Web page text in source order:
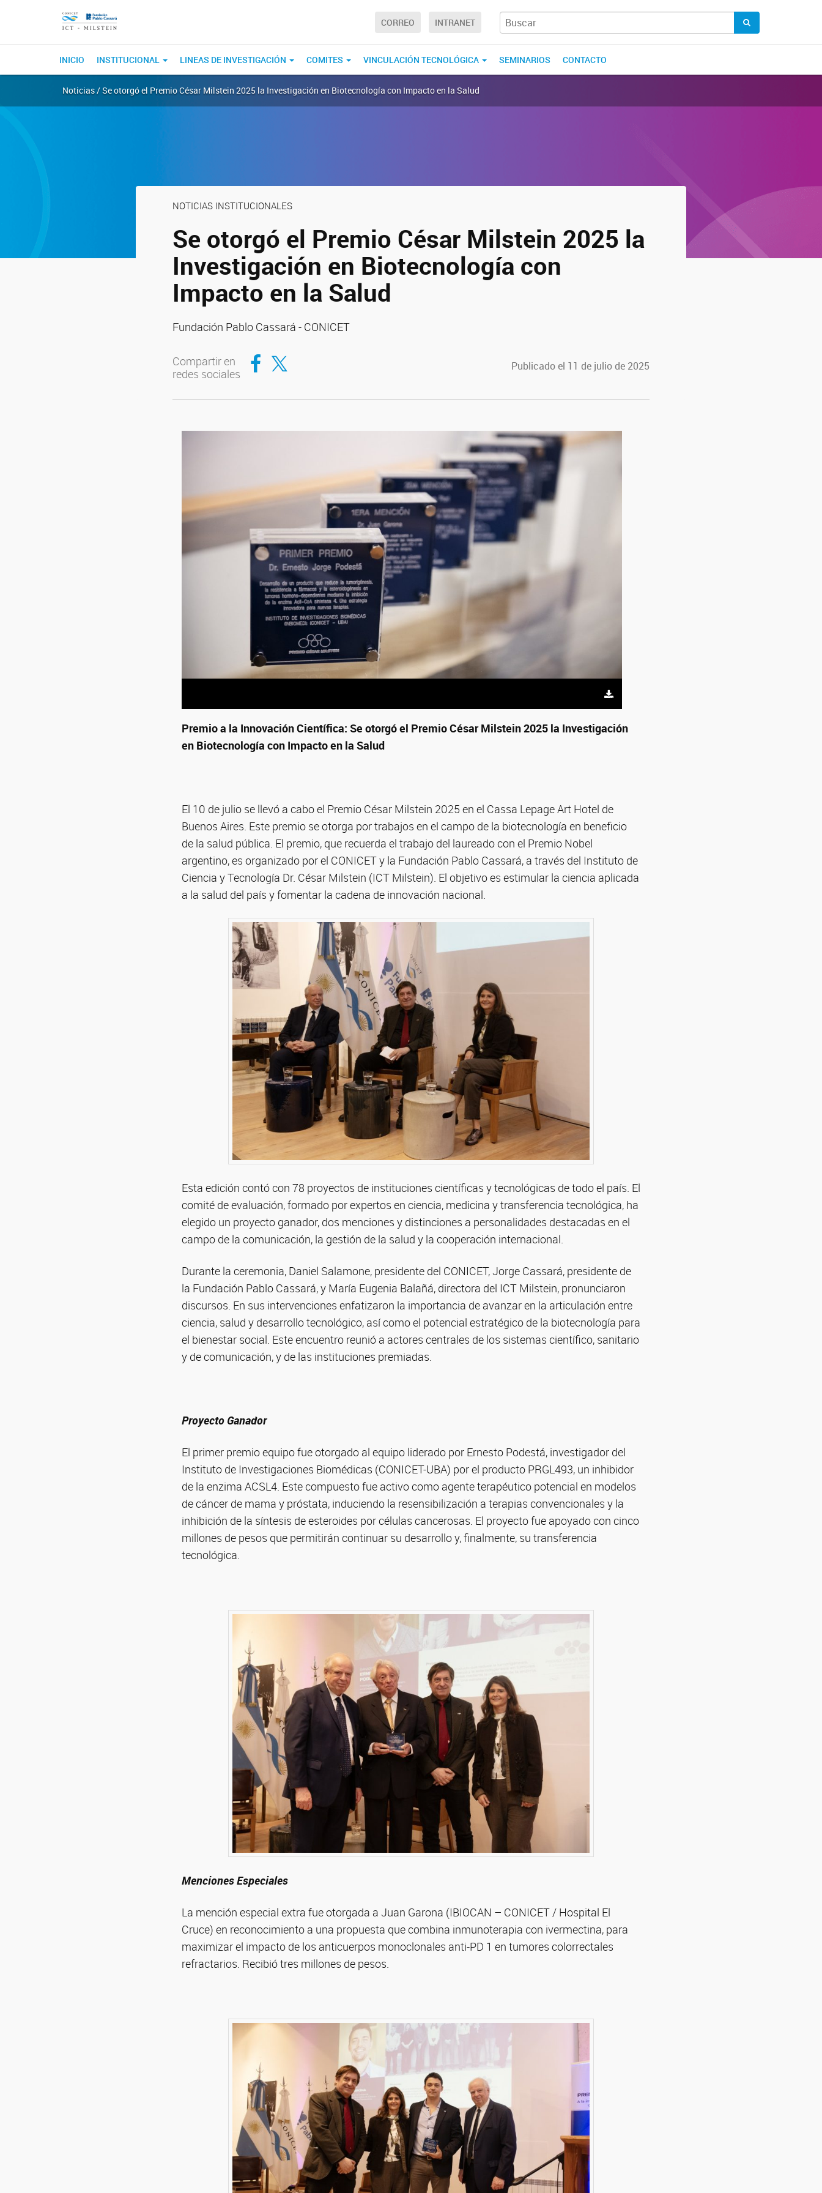
CORREO INTRANET
INICIO INSTITUCIONAL LINEAS DE INVESTIGACIÓN COMITES VINCULACIÓN TECNOLÓGICA SEMINARIOS CONTACTO
Noticias / Se otorgó el Premio César Milstein 2025 la Investigación en Biotecnología con Impacto en la Salud
NOTICIAS INSTITUCIONALES
Se otorgó el Premio César Milstein 2025 la
Investigación en Biotecnología con
Impacto en la Salud
Fundación Pablo Cassará - CONICET
Compartir en
redes sociales
Compartir en Facebook
Compartir en Twitter Publicado el 11 de julio de 2025
Premio a la Innovación Científica: Se otorgó el Premio César Milstein 2025 la Investigación
en Biotecnología con Impacto en la Salud
El 10 de julio se llevó a cabo el Premio César Milstein 2025 en el Cassa Lepage Art Hotel de
Buenos Aires. Este premio se otorga por trabajos en el campo de la biotecnología en beneficio
de la salud pública. El premio, que recuerda el trabajo del laureado con el Premio Nobel
argentino, es organizado por el CONICET y la Fundación Pablo Cassará, a través del Instituto de
Ciencia y Tecnología Dr. César Milstein (ICT Milstein). El objetivo es estimular la ciencia aplicada
a la salud del país y fomentar la cadena de innovación nacional.
Esta edición contó con 78 proyectos de instituciones científicas y tecnológicas de todo el país. El
comité de evaluación, formado por expertos en ciencia, medicina y transferencia tecnológica, ha
elegido un proyecto ganador, dos menciones y distinciones a personalidades destacadas en el
campo de la comunicación, la gestión de la salud y la cooperación internacional.
Durante la ceremonia, Daniel Salamone, presidente del CONICET, Jorge Cassará, presidente de
la Fundación Pablo Cassará, y María Eugenia Balañá, directora del ICT Milstein, pronunciaron
discursos. En sus intervenciones enfatizaron la importancia de avanzar en la articulación entre
ciencia, salud y desarrollo tecnológico, así como el potencial estratégico de la biotecnología para
el bienestar social. Este encuentro reunió a actores centrales de los sistemas científico, sanitario
y de comunicación, y de las instituciones premiadas.
Proyecto Ganador
El primer premio equipo fue otorgado al equipo liderado por Ernesto Podestá, investigador del
Instituto de Investigaciones Biomédicas (CONICET-UBA) por el producto PRGL493, un inhibidor
de la enzima ACSL4. Este compuesto fue activo como agente terapéutico potencial en modelos
de cáncer de mama y próstata, induciendo la resensibilización a terapias convencionales y la
inhibición de la síntesis de esteroides por células cancerosas. El proyecto fue apoyado con cinco
millones de pesos que permitirán continuar su desarrollo y, finalmente, su transferencia
tecnológica.
Menciones Especiales
La mención especial extra fue otorgada a Juan Garona (IBIOCAN – CONICET / Hospital El
Cruce) en reconocimiento a una propuesta que combina inmunoterapia con ivermectina, para
maximizar el impacto de los anticuerpos monoclonales anti-PD 1 en tumores colorrectales
refractarios. Recibió tres millones de pesos.